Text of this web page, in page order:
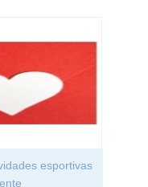
esportivas